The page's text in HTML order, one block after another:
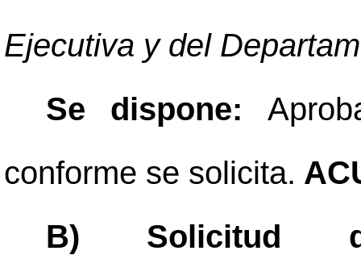
Ejecutiva y del
Se dispone:
conforme se solicita.
B) Solicitud